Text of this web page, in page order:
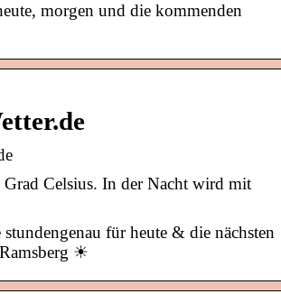
morgen und die kommenden
Grad Celsius. In der Nacht wird mit
für heute & die nächsten
☀